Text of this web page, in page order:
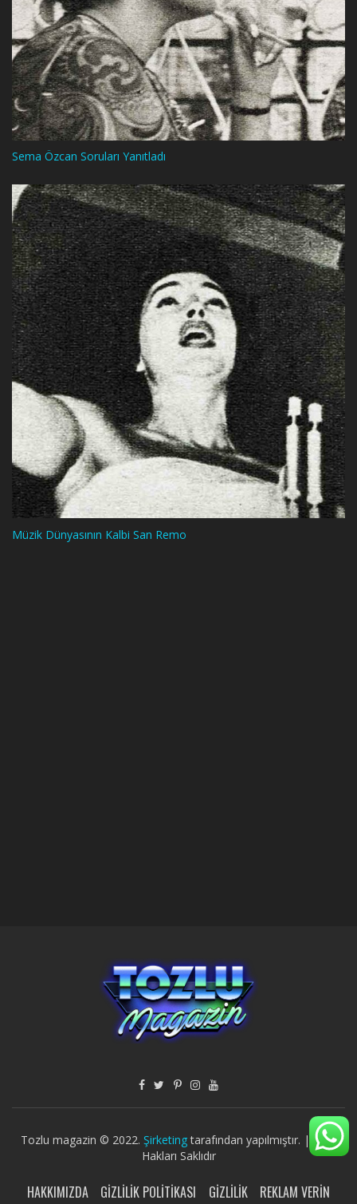
Sema Özcan Soruları Yanıtladı
Müzik Dünyasının Kalbi San Remo
Tozlu magazin © 2022. Şirketingtarafından yapılmıştır. | Tüm
Hakları Saklıdır
HAKKIMIZDA GIZLILIK POLITIKASI GIZLILIK REKLAM VERIN